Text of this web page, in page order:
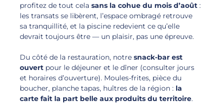
profitez de tout cela sans la cohue du mois d’août :
les transats se libèrent, l’espace ombragé retrouve
sa tranquillité, et la piscine redevient ce qu’elle
devrait toujours être — un plaisir, pas une épreuve.
Du côté de la restauration, notre snack-bar est
ouvert pour le déjeuner et le dîner (consulter jours
et horaires d’ouverture). Moules-frites, pièce du
boucher, planche tapas, huîtres de la région : la
carte fait la part belle aux produits du territoire.